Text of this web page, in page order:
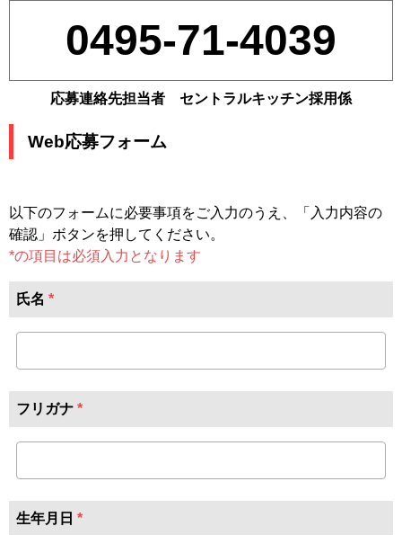
0495-71-4039
応募連絡先担当者 セントラルキッチン採用係
Web応募フォーム
以下のフォームに必要事項をご入力のうえ、「入力内容の
確認」ボタンを押してください。
*の項目は必須入力となります
氏名 *
フリガナ *
生年月日 *